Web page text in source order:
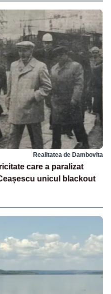
Realitatea de Dambovita
care a paralizat
unicul blackout